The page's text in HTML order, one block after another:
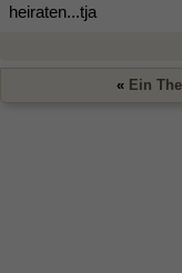
heiraten...tja
« Ein